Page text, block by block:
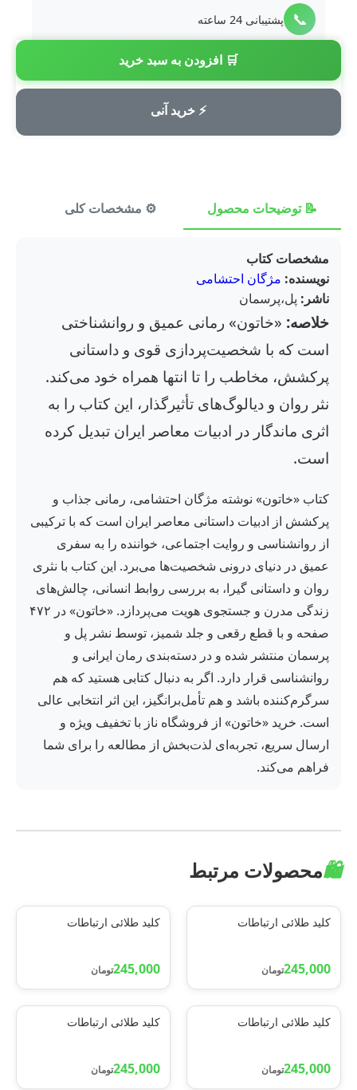
🛒 افزودن به سبد خرید
⚡ خرید آنی
📞 پشتیبانی 24 ساعته
💳 پرداخت امن
📝 توضیحات محصول ⚙️ مشخصات کلی
مشخصات کتاب
نویسنده: مژگان احتشامی
ناشر: پل،پرسمان
خلاصه: «خاتون» رمانی عمیق و روانشناختی
است که با شخصیت‌پردازی قوی و داستانی
پرکشش، مخاطب را تا انتها همراه خود می‌کند.
نثر روان و دیالوگ‌های تأثیرگذار، این کتاب را به
اثری ماندگار در ادبیات معاصر ایران تبدیل کرده
است.
کتاب «خاتون» نوشته مژگان احتشامی، رمانی جذاب و
پرکشش از ادبیات داستانی معاصر ایران است که با ترکیبی
از روانشناسی و روایت اجتماعی، خواننده را به سفری
عمیق در دنیای درونی شخصیت‌ها می‌برد. این کتاب با نثری
روان و داستانی گیرا، به بررسی روابط انسانی، چالش‌های
زندگی مدرن و جستجوی هویت می‌پردازد. «خاتون» در ۴۷۲
صفحه و با قطع رقعی و جلد شمیز، توسط نشر پل و
پرسمان منتشر شده و در دسته‌بندی رمان ایرانی و
روانشناسی قرار دارد. اگر به دنبال کتابی هستید که هم
سرگرم‌کننده باشد و هم تأمل‌برانگیز، این اثر انتخابی عالی
است. خرید «خاتون» از فروشگاه ناز با تخفیف ویژه و
ارسال سریع، تجربه‌ای لذت‌بخش از مطالعه را برای شما
فراهم می‌کند.
🛍️محصولات مرتبط
کلید طلائی ارتباطات
245,000تومان
کلید طلائی ارتباطات
245,000تومان
کلید طلائی ارتباطات
245,000تومان
کلید طلائی ارتباطات
245,000تومان